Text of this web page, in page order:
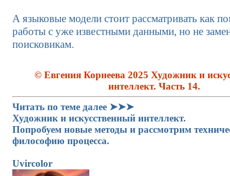
А языковые модели стоит рассматривать как
работы с уже известными данными, но не
поисковикам.
© Евгения Корнеева 2025 Художник и
интеллект. Часть 14.
Читать по теме далее ➤➤➤
Художник и искусственный интеллект.
Попробуем новые методы и рассмотрим
философию процесса.
Uvircolor